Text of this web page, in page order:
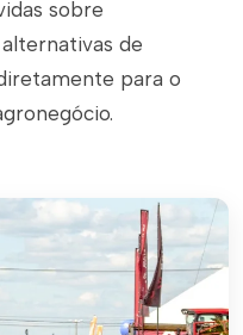
sobre
de
para o